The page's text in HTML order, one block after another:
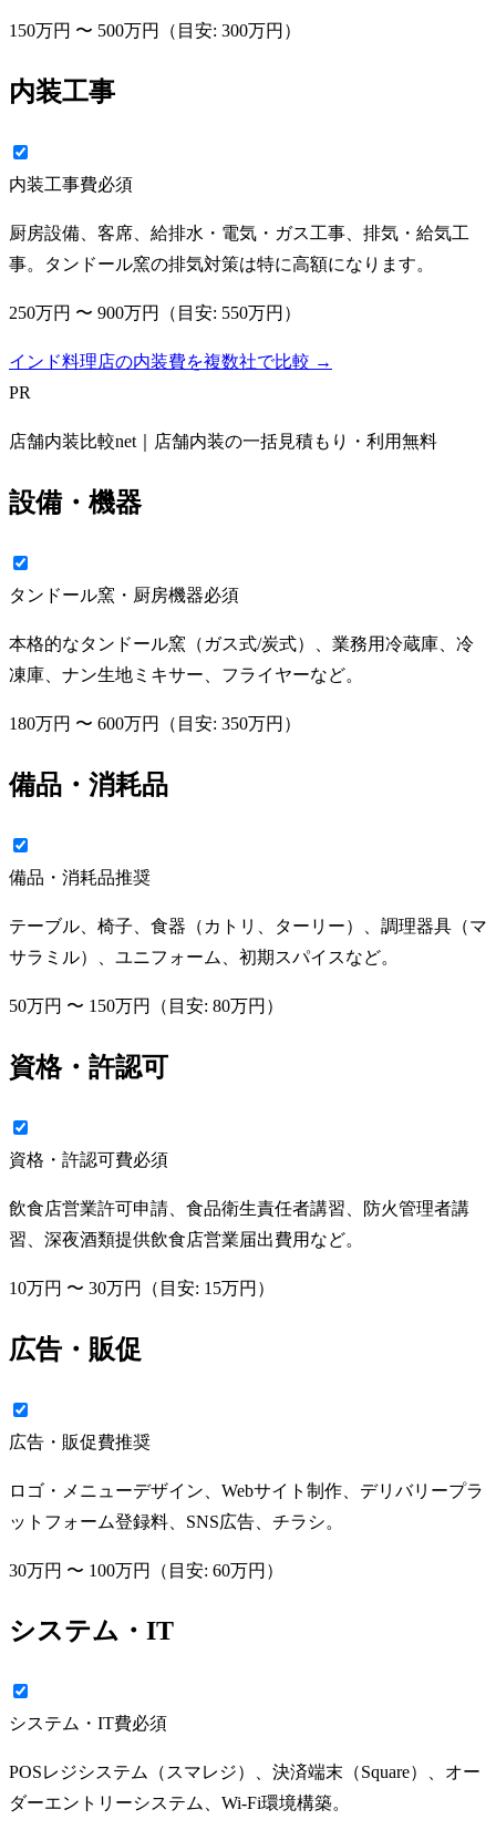
150万円 〜 500万円 （目安: 300万円 ）
内装工事
内装工事費必須
厨房設備、客席、給排水・電気・ガス工事、排気・給気工
事。タンドール窯の排気対策は特に高額になります。
250万円 〜 900万円 （目安: 550万円 ）
インド料理店の内装費を複数社で比較 →
PR
店舗内装比較net｜店舗内装の一括見積もり・利用無料
設備・機器
タンドール窯・厨房機器必須
本格的なタンドール窯（ガス式/炭式）、業務用冷蔵庫、冷
凍庫、ナン生地ミキサー、フライヤーなど。
180万円 〜 600万円 （目安: 350万円 ）
備品・消耗品
備品・消耗品推奨
テーブル、椅子、食器（カトリ、ターリー）、調理器具（マ
サラミル）、ユニフォーム、初期スパイスなど。
50万円 〜 150万円 （目安: 80万円 ）
資格・許認可
資格・許認可費必須
飲食店営業許可申請、食品衛生責任者講習、防火管理者講
習、深夜酒類提供飲食店営業届出費用など。
10万円 〜 30万円 （目安: 15万円 ）
広告・販促
広告・販促費推奨
ロゴ・メニューデザイン、Webサイト制作、デリバリープラ
ットフォーム登録料、SNS広告、チラシ。
30万円 〜 100万円 （目安: 60万円 ）
システム・IT
システム・IT費必須
POSレジシステム（スマレジ）、決済端末（Square）、オー
ダーエントリーシステム、Wi-Fi環境構築。